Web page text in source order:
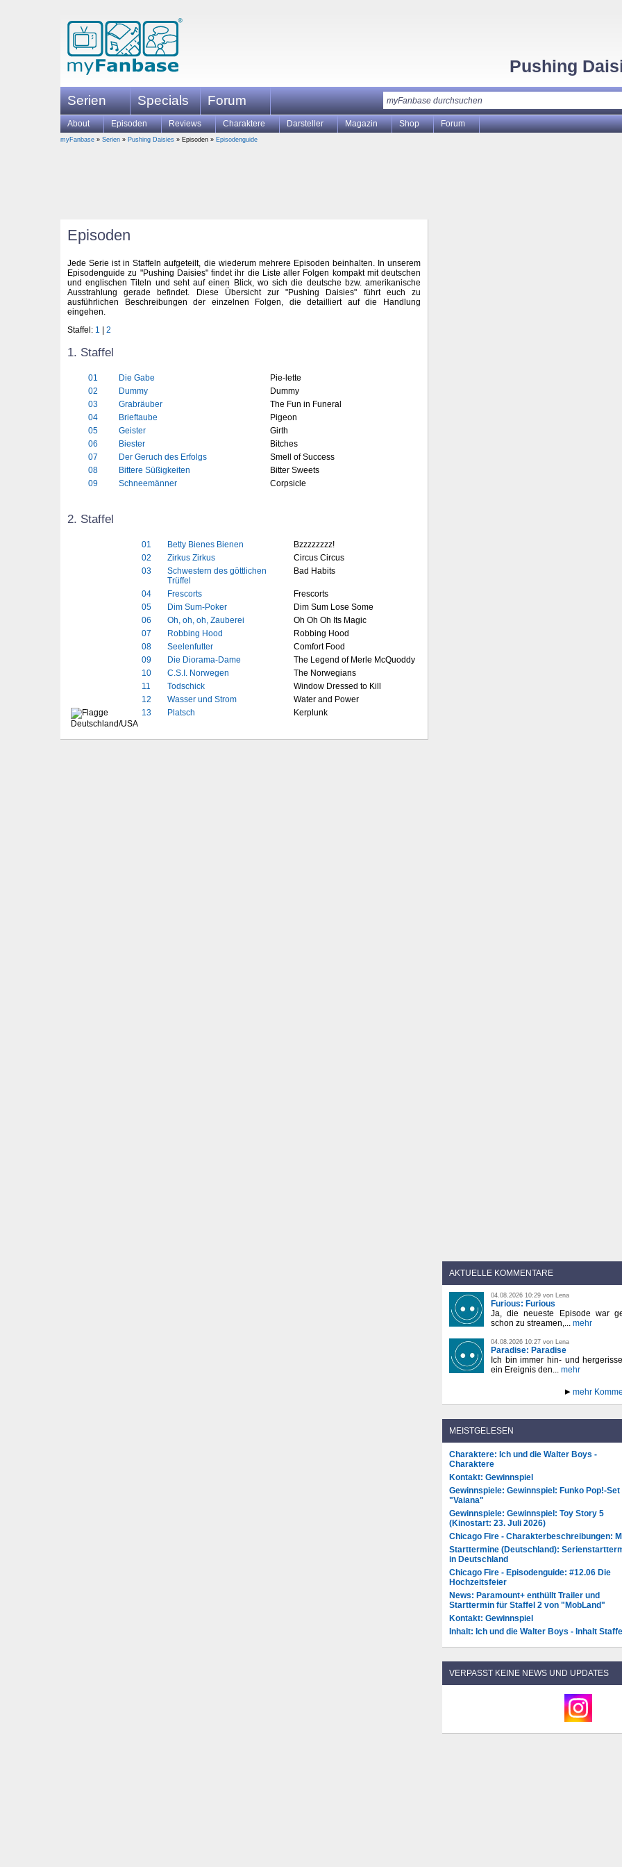
Pushing
Serien Specials Forum
About Episoden Reviews Charaktere Darsteller Magazin Shop Forum
myFanbase » Serien » Pushing Daisies » Episoden » Episodenguide
Episoden
Jede Serie ist in Staffeln aufgeteilt, die wiederum mehrere Episoden beinhalten. In unserem
Episodenguide zu "Pushing Daisies" findet ihr die Liste aller Folgen kompakt mit deutschen
und englischen Titeln und seht auf einen Blick, wo sich die deutsche bzw. amerikanische
Ausstrahlung gerade befindet. Diese Übersicht zur "Pushing Daisies" führt euch zu
ausführlichen Beschreibungen der einzelnen Folgen, die detailliert auf die Handlung
eingehen.
Staffel: 1 2
1. Staffel
01 Die Gabe
Pie-lette
02
Dummy
Dummy
03
Grabräuber
The Fun in Funeral
04
Brieftaube
Pigeon
05
Geister
Girth
06
Biester
Bitches
07
Der Geruch des Erfolgs
Smell of Success
08
Bittere Süßigkeiten
Bitter Sweets
09
Schneemänner Corpsicle
2. Staffel
01 Betty Bienes Bienen
Bzzzzzzzz!
02
Zirkus Zirkus
Circus Circus
03
Schwestern des göttlichen
Trüffel
Bad Habits
04 Frescorts
Frescorts
05
Dim Sum-Poker
Dim Sum Lose Some
06
Oh, oh, oh, Zauberei
Oh Oh Oh Its Magic
07
Robbing Hood
Robbing Hood
08
Seelenfutter
Comfort Food
09
Die Diorama-Dame
The Legend of Merle McQuoddy
10
C.S.I. Norwegen
The Norwegians
11
Todschick
Window Dressed to Kill
12
Wasser und Strom
Water and Power
13
Platsch Kerplunk
AKTUELLE KOMMENTARE
04.08.2026 10:29 von Lena
Furious: Furious
Ja, die neueste Episode war
schon zu streamen,... mehr
04.08.2026 10:27 von Lena
Paradise: Paradise
Ich bin immer hin- und
ein Ereignis den... mehr
mehr
MEISTGELESEN
Charaktere: Ich und die Walter Boys -
Charaktere
Kontakt: Gewinnspiel
Gewinnspiele: Gewinnspiel: Funko Pop!-Set
"Vaiana"
Gewinnspiele: Gewinnspiel: Toy Story 5
(Kinostart: 23. Juli 2026)
Chicago Fire - Charakterbeschreibungen:
Starttermine (Deutschland):
in Deutschland
Chicago Fire - Episodenguide: #12.06 Die
Hochzeitsfeier
News: Paramount+ enthüllt Trailer und
Starttermin für Staffel 2 von "MobLand"
Kontakt: Gewinnspiel
Inhalt: Ich und die Walter Boys - Inhalt
VERPASST KEINE NEWS UND UPDATES